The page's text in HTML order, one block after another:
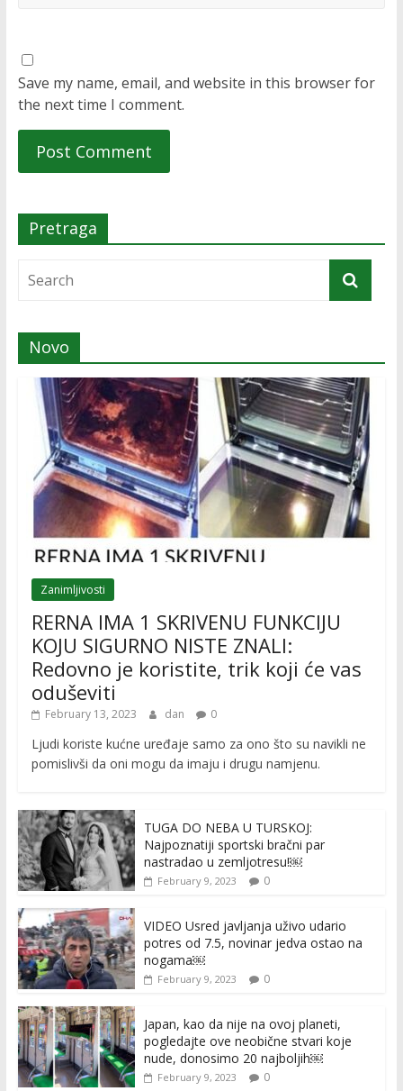
Save my name, email, and website in this browser for
the next time I comment.
Pretraga
Novo
Zanimljivosti
RERNA IMA 1 SKRIVENU FUNKCIJU
KOJU SIGURNO NISTE ZNALI:
Redovno je koristite, trik koji će vas
oduševiti
February 13, 2023 dan 0
Ljudi koriste kućne uređaje samo za ono što su navikli ne
pomislivši da oni mogu da imaju i drugu namjenu.
TUGA DO NEBA U TURSKOJ:
Najpoznatiji sportski bračni par
nastradao u zemljotresu!￼
February 9, 2023 0
VIDEO Usred javljanja uživo udario
potres od 7.5, novinar jedva ostao na
nogama￼
February 9, 2023 0
Japan, kao da nije na ovoj planeti,
pogledajte ove neobične stvari koje
nude, donosimo 20 najboljih￼
February 9, 2023 0